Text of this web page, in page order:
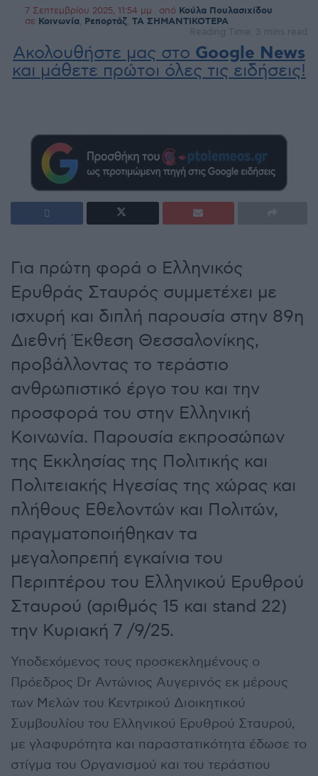
7 Σεπτεμβρίου 2025, 11:54 μμ από Κούλα Πουλασιχίδου
σε Κοινωνία Ρεπορτάζ ΤΑ ΣΗΜΑΝΤΙΚΟΤΕΡΑ
Reading Time: 3 mins read
Ακολουθήστε μας στο Google News
και μάθετε πρώτοι όλες τις ειδήσεις!
Για πρώτη φορά ο Ελληνικός
Ερυθράς Σταυρός συμμετέχει με
ισχυρή και διπλή παρουσία στην 89η
Διεθνή Έκθεση Θεσσαλονίκης,
προβάλλοντας το τεράστιο
ανθρωπιστικό έργο του και την
προσφορά του στην Ελληνική
Κοινωνία. Παρουσία εκπροσώπων
της Εκκλησίας της Πολιτικής και
Πολιτειακής Ηγεσίας της χώρας και
πλήθους Εθελοντών και Πολιτών,
πραγματοποιήθηκαν τα
μεγαλοπρεπή εγκαίνια του
Περιπτέρου του Ελληνικού Ερυθρού
Σταυρού (αριθμός 15 και stand 22)
την Κυριακή 7 /9/25.
Υποδεχόμενος τους προσκεκλημένους ο
Πρόεδρος Dr Αντώνιος Αυγερινός εκ μέρους
των Μελών του Κεντρικού Διοικητικού
Συμβουλίου του Ελληνικού Ερυθρού Σταυρού,
με γλαφυρότητα και παραστατικότητα έδωσε το
στίγμα του Οργανισμού και του τεράστιου